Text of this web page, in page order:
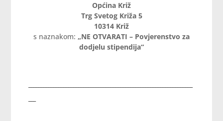
Općina Križ
Trg Svetog Križa 5
10314 Križ
s naznakom: „NE OTVARATI – Povjerenstvo za
dodjelu stipendija“